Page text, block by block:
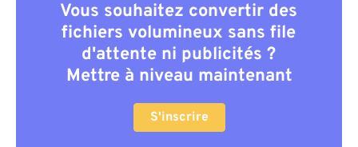
Vous souhaitez convertir des
fichiers volumineux sans file
d'attente ni publicités ?
Mettre à niveau maintenant
S'inscrire